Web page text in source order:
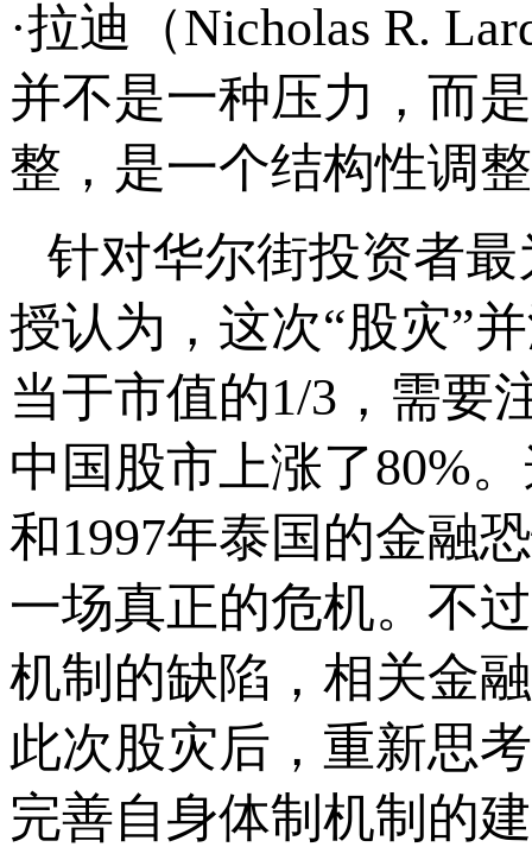
·拉迪（Nicholas R.
并不是一种压力，而
整，是一个结构性调
针对华尔街投资者
授认为，这次“股灾”
当于市值的1/3，需要
中国股市上涨了80%
和1997年泰国的金融
一场真正的危机。不
机制的缺陷，相关金
此次股灾后，重新思
完善自身体制机制的